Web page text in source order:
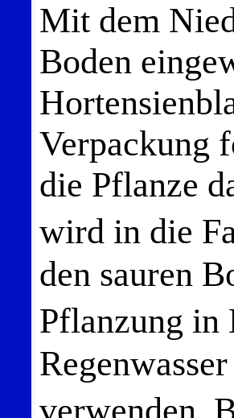
Mit dem
Boden
Verpackung
die Pflanze
wird in die
den sauren
Pflanzung